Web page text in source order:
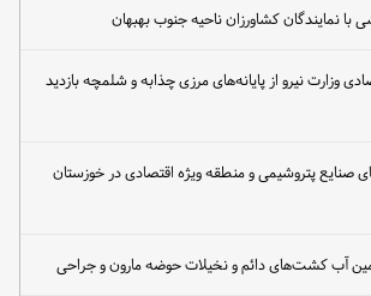
نمایندگان کشاورزان ناحیه جنوب بهبهان
وزارت نیرو از پایانه‌های مرزی چذابه و شلمچه بازدید
صنایع پتروشیمی و منطقه ویژه اقتصادی در خوزستان
آب کشت‌های دائم و نخیلات حوضه مارون و جراحی